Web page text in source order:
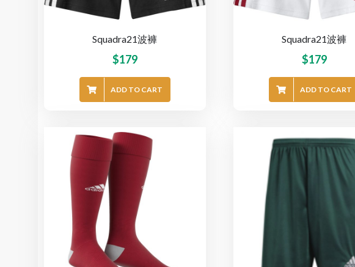
Squadra21波褲
$179
ADD TO CART
Squadra21波褲
$179
ADD TO CART